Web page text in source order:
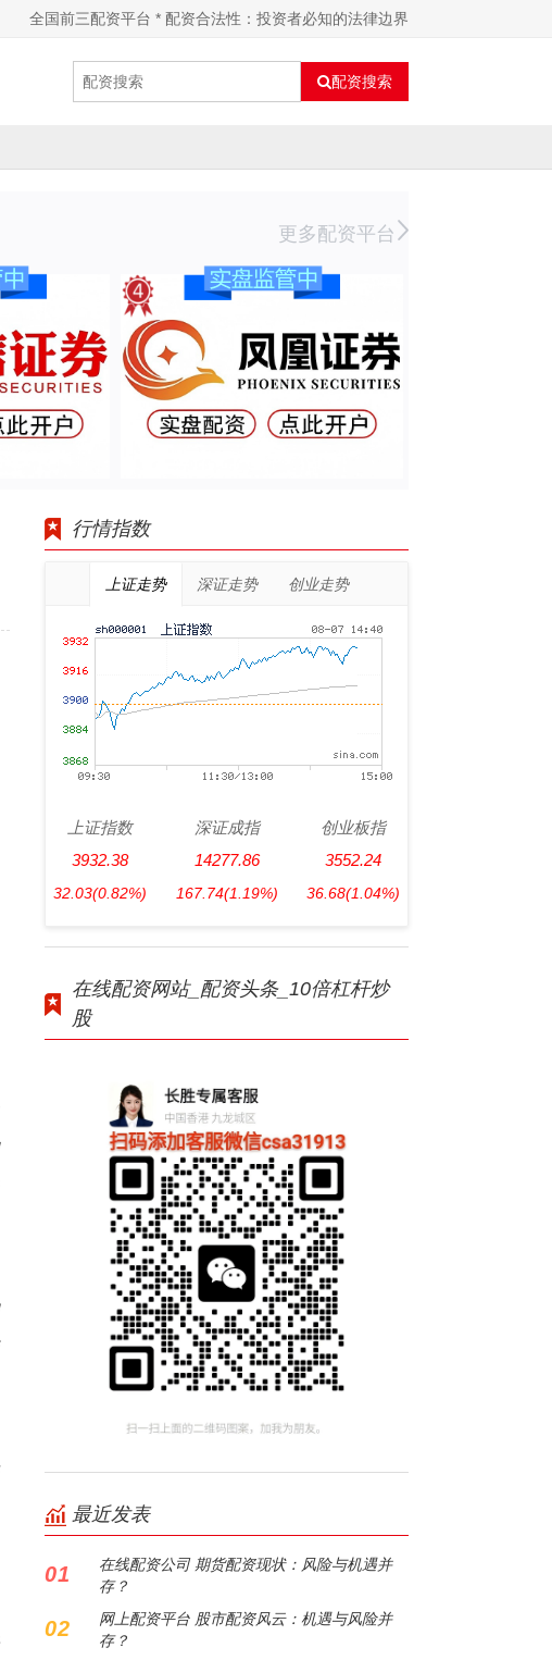
全国前三配资平台 * 配资合法性：投资者必知的法律边界
配资搜索
更多配资平台
行情指数
上证走势 深证走势 创业走势
上证指数
3932.38
32.03(0.82%)
深证成指
14277.86
167.74(1.19%)
创业板指
3552.24
36.68(1.04%)
在线配资网站_配资头条_10倍杠杆炒
股
最近发表
01
在线配资公司 期货配资现状：风险与机遇并
存？
02
网上配资平台 股市配资风云：机遇与风险并
存？